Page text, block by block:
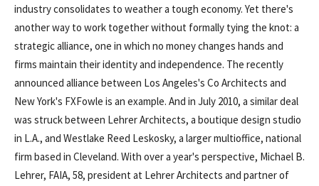
industry consolidates to weather a tough economy. Yet there's
another way to work together without formally tying the knot: a
strategic alliance, one in which no money changes hands and
firms maintain their identity and independence. The recently
announced alliance between Los Angeles's Co Architects and
New York's FXFowle is an example. And in July 2010, a similar deal
was struck between Lehrer Architects, a boutique design studio
in L.A., and Westlake Reed Leskosky, a larger multioffice, national
firm based in Cleveland. With over a year's perspective, Michael B.
Lehrer, FAIA, 58, president at Lehrer Architects and partner of